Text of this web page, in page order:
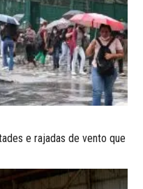
e rajadas de vento que